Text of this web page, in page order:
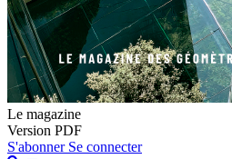
Le magazine
Version PDF
S'abonner Se connecter